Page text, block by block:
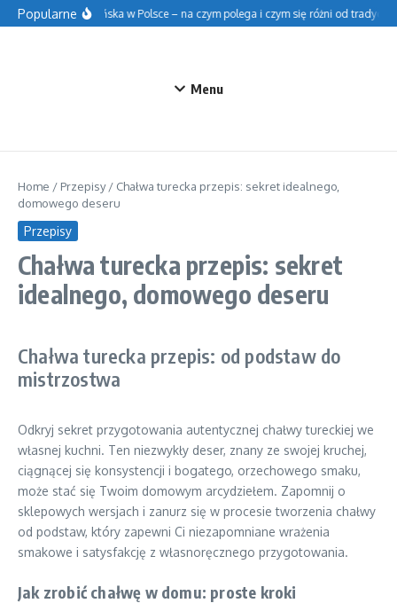
Przejdź do treści
PopularneSzkoła fińska w Polsce – na czym polega i czym się różni od tradycyjnej
Menu
Home / Przepisy/ Chałwa turecka przepis: sekret idealnego,
domowego deseru
Przepisy
Chałwa turecka przepis: sekret
idealnego, domowego deseru
Chałwa turecka przepis: od podstaw do
mistrzostwa
Odkryj sekret przygotowania autentycznej chałwy tureckiej we
własnej kuchni. Ten niezwykły deser, znany ze swojej kruchej,
ciągnącej się konsystencji i bogatego, orzechowego smaku,
może stać się Twoim domowym arcydziełem. Zapomnij o
sklepowych wersjach i zanurz się w procesie tworzenia chałwy
od podstaw, który zapewni Ci niezapomniane wrażenia
smakowe i satysfakcję z własnoręcznego przygotowania.
Jak zrobić chałwę w domu: proste kroki